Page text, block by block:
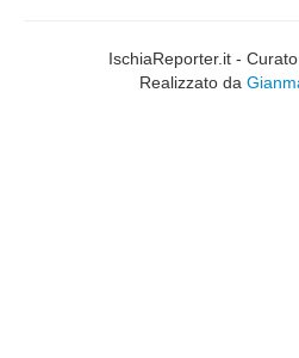
IschiaReporter.it -
Realizzato da